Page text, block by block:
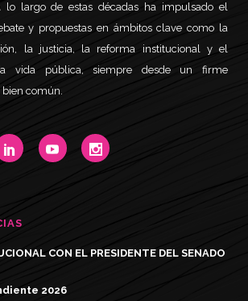
lo largo de estas décadas ha impulsado el
y propuestas en ámbitos clave como la
la justicia, la reforma institucional y el
vida pública, siempre desde un firme
común.
CON EL PRESIDENTE DEL SENADO
2026